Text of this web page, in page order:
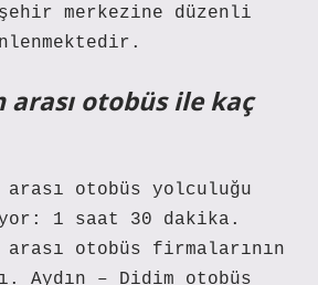
merkezine düzenli
arası otobüs ile kaç
arası otobüs yolculuğu
1 saat 30 dakika.
arası otobüs firmalarının
Aydın – Didim otobüs